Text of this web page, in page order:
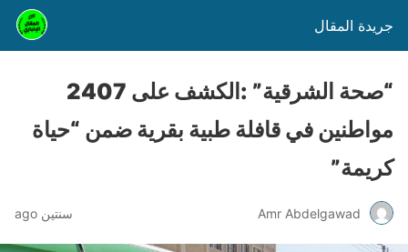
جريدة المقال
“صحة الشرقية” :الكشف على 2407
مواطنين في قافلة طبية بقرية ضمن “حياة
كريمة”
Amr Abdelgawad سنتين ago